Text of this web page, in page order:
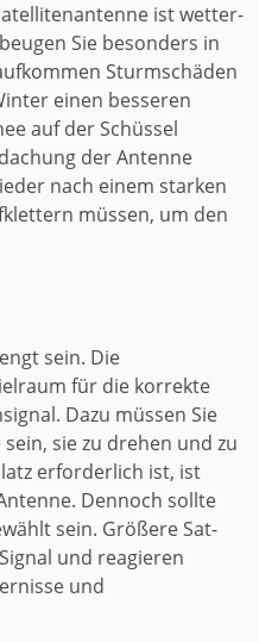
ist wetter-
Sie besonders in
Sturmschäden
einen besseren
auf der Schüssel
der Antenne
nach einem starken
müssen, um den
sein. Die
für die korrekte
Dazu müssen Sie
sie zu drehen und zu
erforderlich ist, ist
Dennoch sollte
sein. Größere Sat-
und reagieren
und